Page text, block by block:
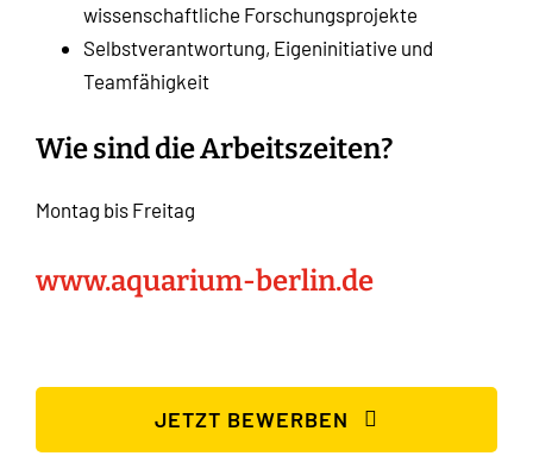
wissenschaftliche Forschungsprojekte
Selbstverantwortung, Eigeninitiative und
Teamfähigkeit
Wie sind die Arbeitszeiten?
Montag bis Freitag
www.aquarium-berlin.de
JETZT BEWERBEN